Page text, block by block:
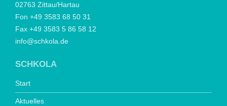
02763 Zittau/Hartau
Fon +49 3583 68 50 31
Fax +49 3583 5 86 58 12
info@schkola.de
SCHKOLA
Start
Aktuelles